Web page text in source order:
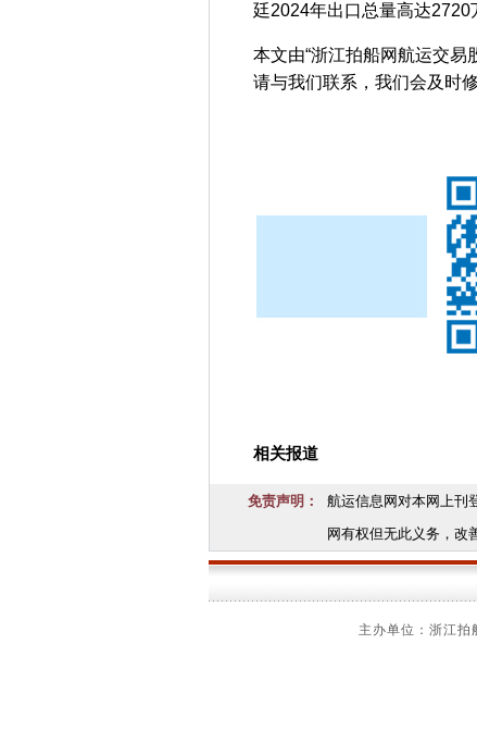
廷2024年出口总量高达2720
本文由“浙江拍船网航运交易
请与我们联系，我们会及时
相关报道
免责声明：
航运信息网对本网上刊
网有权但无此义务，改
主办单位：浙江